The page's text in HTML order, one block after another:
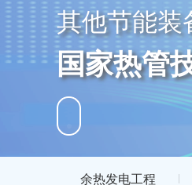
其他节能装
国家热管
余热发电工程